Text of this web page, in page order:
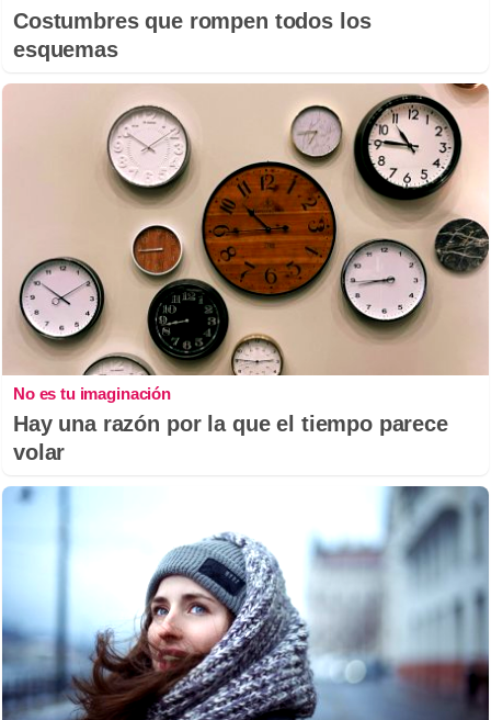
Costumbres que rompen todos los
esquemas
No es tu imaginación
Hay una razón por la que el tiempo parece
volar